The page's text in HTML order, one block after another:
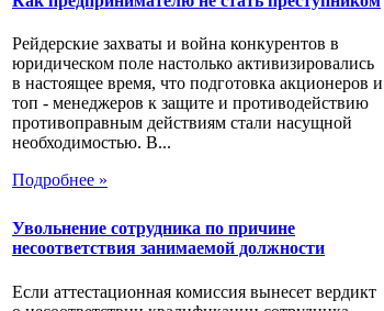
Рейдерские захваты и война конкурентов в
юридическом поле настолько активизировались
в настоящее время, что подготовка акционеров и
топ - менеджеров к защите и противодействию
противоправным действиям стали насущной
необходимостью. В...
Подробнее »
Увольнение сотрудника по причине
несоответствия занимаемой должности
Если аттестационная комиссия вынесет вердикт